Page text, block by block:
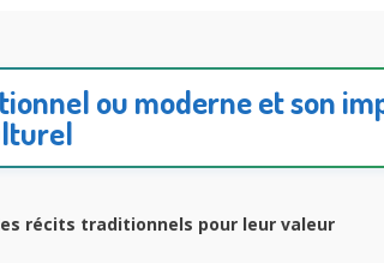
ou moderne et son
récits traditionnels pour leur valeur